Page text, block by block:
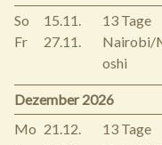
So
Fr
15.11.
27.11.
13 Tage
Nairobi/
oshi
Dezember 2026
Mo 21.12.
13 Tage